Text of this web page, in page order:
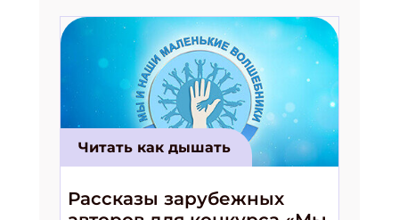
Читать как дышать
Рассказы зарубежных
Подпишись на рассылку
Получи электронный "Классный журнал" в
подарок!
Укажите имя
Укажите Ваш Email